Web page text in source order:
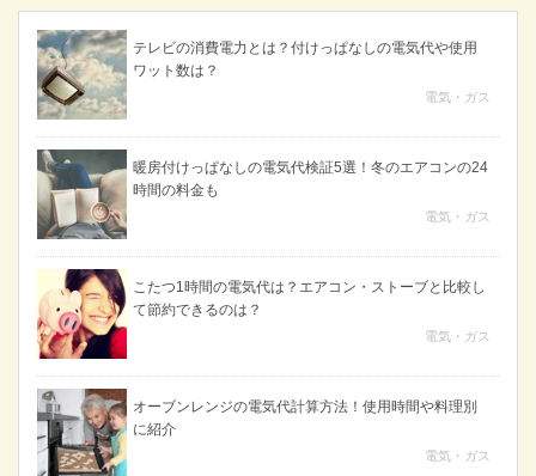
テレビの消費電力とは？付けっぱなしの電気代や使用
ワット数は？
電気・ガス
暖房付けっぱなしの電気代検証5選！冬のエアコンの24
時間の料金も
電気・ガス
こたつ1時間の電気代は？エアコン・ストーブと比較し
て節約できるのは？
電気・ガス
オーブンレンジの電気代計算方法！使用時間や料理別
に紹介
電気・ガス